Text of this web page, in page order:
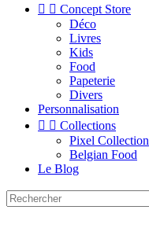
  Concept Store
Déco
Livres
Kids
Food
Papeterie
Divers
Personnalisation
  Collections
Pixel Collection
Belgian Food
Le Blog